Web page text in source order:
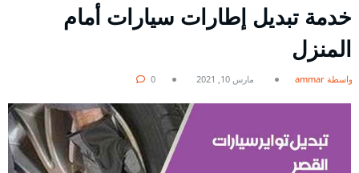
خدمة تبديل إطارات سيارات أمام
المنزل
بواسطة ammar مارس 10, 2021 0